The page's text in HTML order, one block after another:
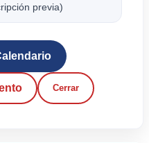
previa)
Cerrar